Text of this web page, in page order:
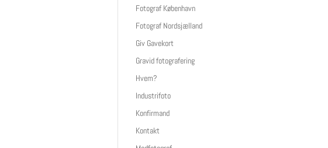
Fotograf København
Fotograf Nordsjælland
Giv Gavekort
Gravid fotografering
Hvem?
Industrifoto
Konfirmand
Kontakt